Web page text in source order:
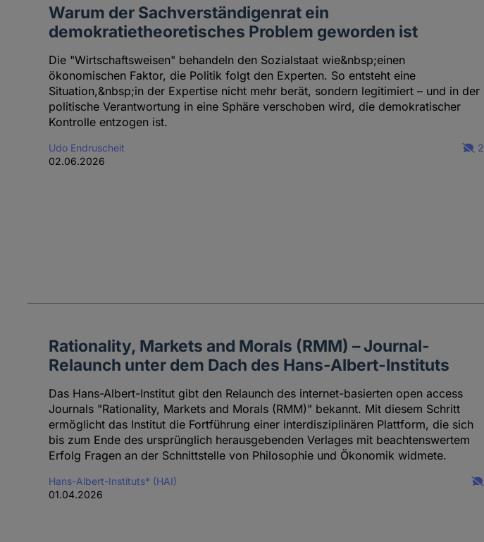
Warum der Sachverständigenrat ein
demokratietheoretisches Problem geworden ist
Die "Wirtschaftsweisen" behandeln den Sozialstaat wie&nbsp;einen
ökonomischen Faktor, die Politik folgt den Experten. So entsteht eine
Situation,&nbsp;in der Expertise nicht mehr berät, sondern legitimiert – und in der
politische Verantwortung in eine Sphäre verschoben wird, die demokratischer
Kontrolle entzogen ist.
Udo Endruscheit
02.06.2026
2
Rationality, Markets and Morals (RMM) – Journal-
Relaunch unter dem Dach des Hans-Albert-Instituts
Das Hans-Albert-Institut gibt den Relaunch des internet-basierten open access
Journals "Rationality, Markets and Morals (RMM)" bekannt. Mit diesem Schritt
ermöglicht das Institut die Fortführung einer interdisziplinären Plattform, die sich
bis zum Ende des ursprünglich herausgebenden Verlages mit beachtenswertem
Erfolg Fragen an der Schnittstelle von Philosophie und Ökonomik widmete.
Hans-Albert-Instituts* (HAI)
01.04.2026